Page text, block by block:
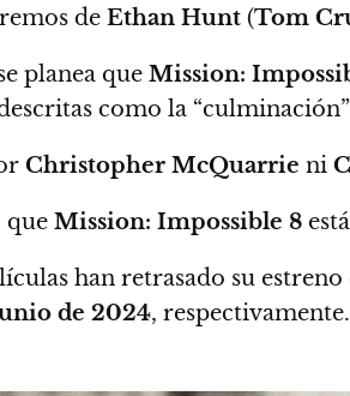
de Ethan Hunt (Tom
planea que Mission:
como la
Christopher McQuarrie ni
que Mission: Impossible 8
han retrasado su
de 2024, respectivamente.